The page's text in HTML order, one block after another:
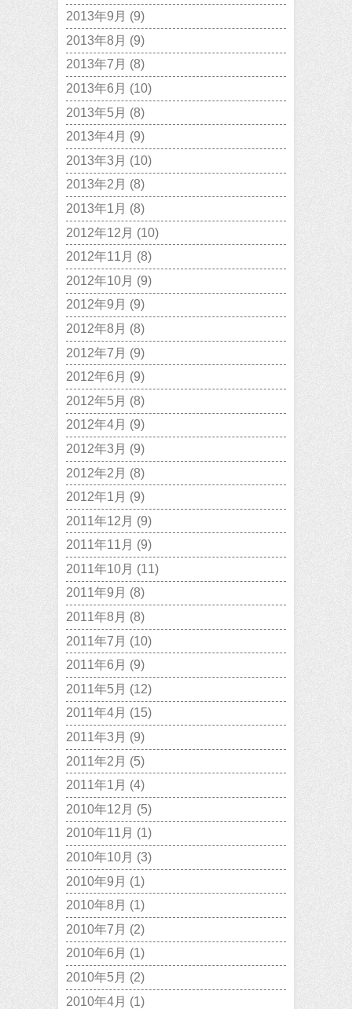
2013年9月 (9)
2013年8月 (9)
2013年7月 (8)
2013年6月 (10)
2013年5月 (8)
2013年4月 (9)
2013年3月 (10)
2013年2月 (8)
2013年1月 (8)
2012年12月 (10)
2012年11月 (8)
2012年10月 (9)
2012年9月 (9)
2012年8月 (8)
2012年7月 (9)
2012年6月 (9)
2012年5月 (8)
2012年4月 (9)
2012年3月 (9)
2012年2月 (8)
2012年1月 (9)
2011年12月 (9)
2011年11月 (9)
2011年10月 (11)
2011年9月 (8)
2011年8月 (8)
2011年7月 (10)
2011年6月 (9)
2011年5月 (12)
2011年4月 (15)
2011年3月 (9)
2011年2月 (5)
2011年1月 (4)
2010年12月 (5)
2010年11月 (1)
2010年10月 (3)
2010年9月 (1)
2010年8月 (1)
2010年7月 (2)
2010年6月 (1)
2010年5月 (2)
2010年4月 (1)